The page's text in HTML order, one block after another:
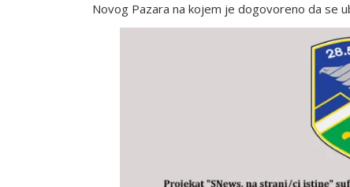
Novog Pazara na kojem je dogovoreno da se